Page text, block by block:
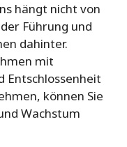
hängt nicht von
Führung und
dahinter.
mit
Entschlossenheit
können Sie
Wachstum